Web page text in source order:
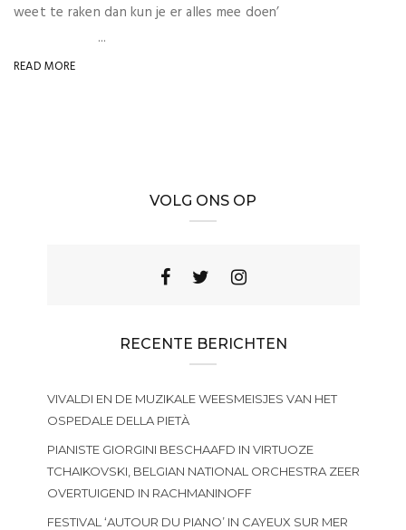
weet te raken dan kun je er alles mee doen’
...
READ MORE
VOLG ONS OP
RECENTE BERICHTEN
VIVALDI EN DE MUZIKALE WEESMEISJES VAN HET
OSPEDALE DELLA PIETÀ
PIANISTE GIORGINI BESCHAAFD IN VIRTUOZE
TCHAIKOVSKI, BELGIAN NATIONAL ORCHESTRA ZEER
OVERTUIGEND IN RACHMANINOFF
FESTIVAL ‘AUTOUR DU PIANO’ IN CAYEUX SUR MER